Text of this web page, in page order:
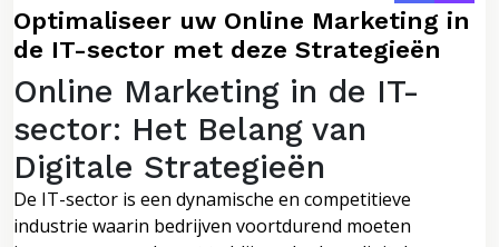
Optimaliseer uw Online Marketing in
de IT-sector met deze Strategieën
Online Marketing in de IT-
sector: Het Belang van
Digitale Strategieën
De IT-sector is een dynamische en competitieve
industrie waarin bedrijven voortdurend moeten